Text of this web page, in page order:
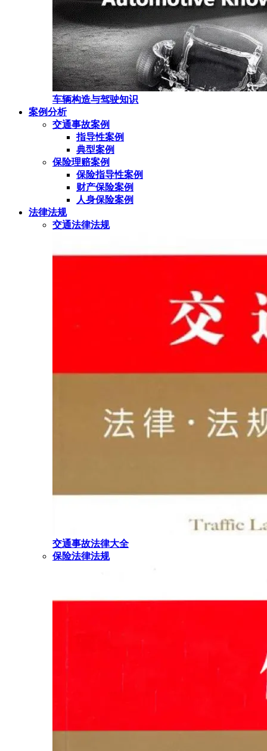
车辆构造与驾驶知识
案例分析
交通事故案例
指导性案例
典型案例
保险理赔案例
保险指导性案例
财产保险案例
人身保险案例
法律法规
交通法律法规
交通事故法律大全
保险法律法规